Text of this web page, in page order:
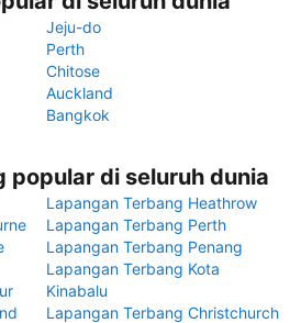
Jeju-do
Perth
Chitose
Auckland
Bangkok
popular di seluruh dunia
Lapangan Terbang Heathrow
Lapangan Terbang Perth
Lapangan Terbang Penang
Lapangan Terbang Kota
Kinabalu
Lapangan Terbang Christchurch